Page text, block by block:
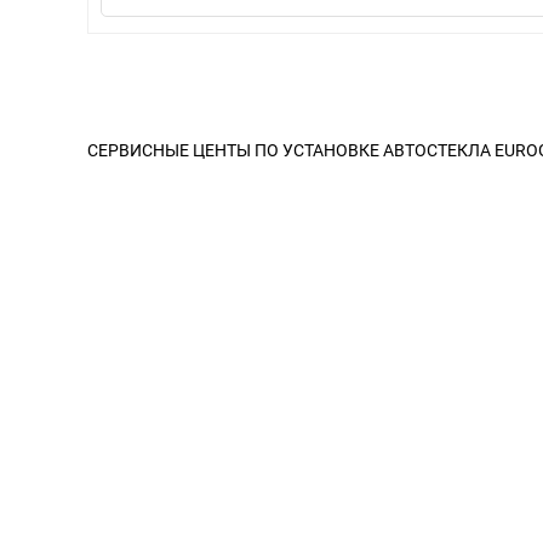
СЕРВИСНЫЕ ЦЕНТЫ ПО УСТАНОВКЕ АВТОСТЕКЛА